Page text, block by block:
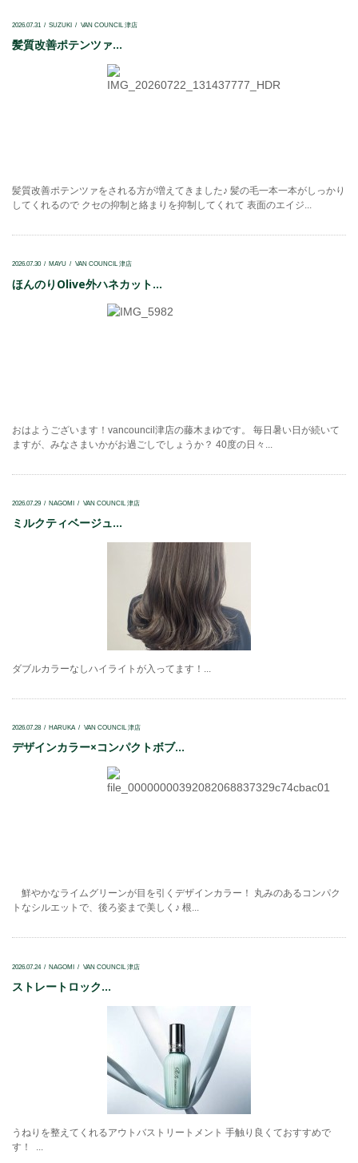
2026.07.31 SUZUKI VAN COUNCIL 津店
髪質改善ポテンツァ...
髪質改善ポテンツァをされる方が増えてきました♪ 髪の毛一本一本がしっかり
してくれるので クセの抑制と絡まりを抑制してくれて 表面のエイジ...
2026.07.30 MAYU VAN COUNCIL 津店
ほんのりOlive外ハネカット...
おはようございます！vancouncil津店の藤木まゆです。 毎日暑い日が続いて
ますが、みなさまいかがお過ごしでしょうか？ 40度の日々...
2026.07.29 NAGOMI VAN COUNCIL 津店
ミルクティベージュ...
ダブルカラーなしハイライトが入ってます！...
2026.07.28 HARUKA VAN COUNCIL 津店
デザインカラー×コンパクトボブ...
鮮やかなライムグリーンが目を引くデザインカラー！ 丸みのあるコンパク
トなシルエットで、後ろ姿まで美しく♪ 根...
2026.07.24 NAGOMI VAN COUNCIL 津店
ストレートロック...
うねりを整えてくれるアウトバストリートメント 手触り良くておすすめで
す！ ...